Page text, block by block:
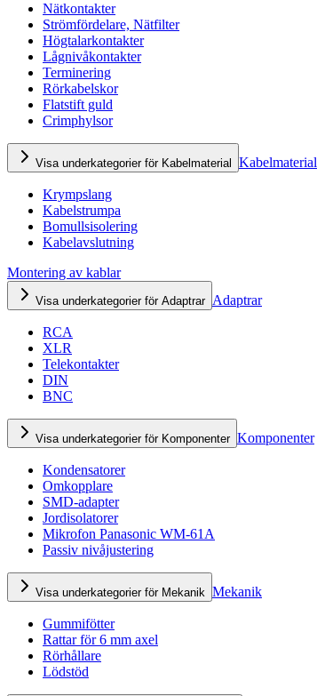
Nätkontakter
Strömfördelare, Nätfilter
Högtalarkontakter
Lågnivåkontakter
Terminering
Rörkabelskor
Flatstift guld
Crimphylsor
Visa underkategorier för Kabelmaterial Kabelmaterial
Krympslang
Kabelstrumpa
Bomullsisolering
Kabelavslutning
Montering av kablar
Visa underkategorier för Adaptrar Adaptrar
RCA
XLR
Telekontakter
DIN
BNC
Visa underkategorier för Komponenter Komponenter
Kondensatorer
Omkopplare
SMD-adapter
Jordisolatorer
Mikrofon Panasonic WM-61A
Passiv nivåjustering
Visa underkategorier för Mekanik Mekanik
Gummifötter
Rattar för 6 mm axel
Rörhållare
Lödstöd